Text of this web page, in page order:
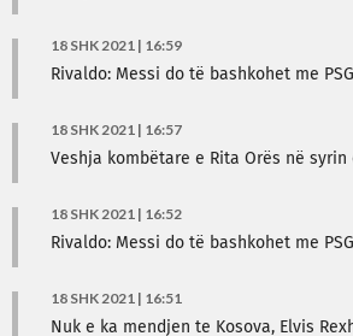
18 SHK 2021 | 16:59
Rivaldo: Messi do të bashkohet me
18 SHK 2021 | 16:57
Veshja kombëtare e Rita Orës në
18 SHK 2021 | 16:52
Rivaldo: Messi do të bashkohet me
18 SHK 2021 | 16:51
Nuk e ka mendjen te Kosova, Elvis